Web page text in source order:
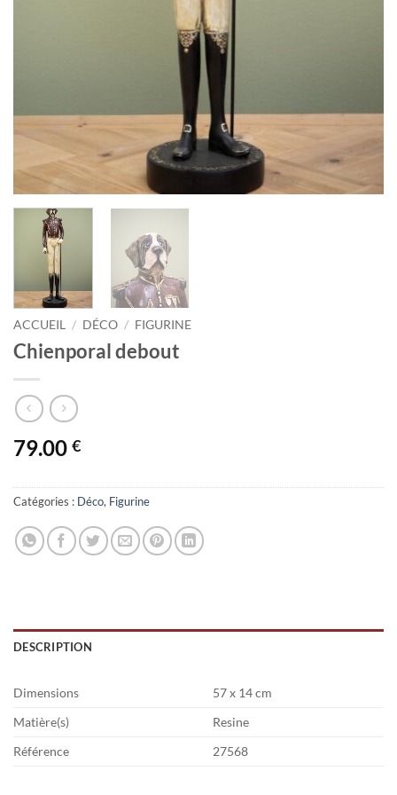
ACCUEIL / DÉCO / FIGURINE
Chienporal debout
79.00 €
Catégories : Déco, Figurine
DESCRIPTION
Dimensions
57 x 14 cm
Matière(s)
Resine
Référence
27568